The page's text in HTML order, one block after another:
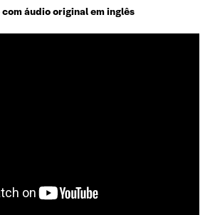
com áudio original em inglês